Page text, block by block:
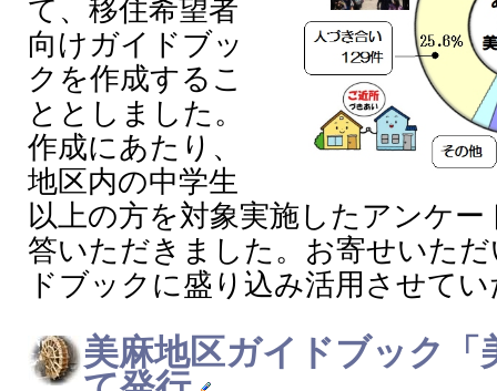
て、移住希望者
向けガイドブッ
クを作成するこ
ととしました。
作成にあたり、
地区内の中学生
以上の方を対象実施したアンケ
答いただきました。お寄せいた
ドブックに盛り込み活用させて
美麻地区ガイドブック「